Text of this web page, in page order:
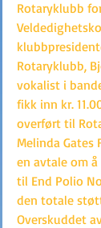
Rotaryklubb
Rotaryklubb,
vokalist i
fikk inn kr.
overført til
Melinda
en avtale om
til End Polio
den totale
Overskuddet